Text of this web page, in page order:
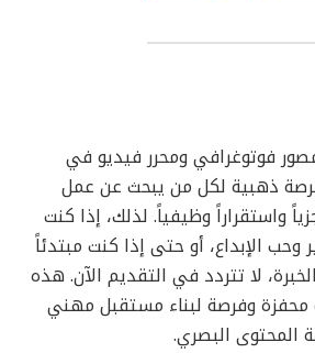
فوتوغرافي ومحرر فيديو في
ذهبية لكل من يبحث عن عمل
واستقراراً وظيفياً. لذلك، إذا كنت
وحب الإبداع، أو حتى إذا كنت مبتدئاً
لا تتردد في التقديم الآن. هذه
محفزة وفرصة لبناء مستقبل مهني
المحتوى البصري.